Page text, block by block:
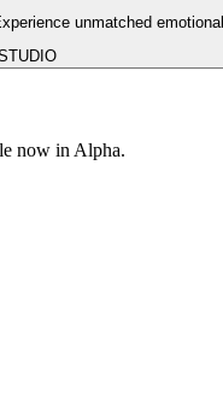
unmatched
now in Alpha.